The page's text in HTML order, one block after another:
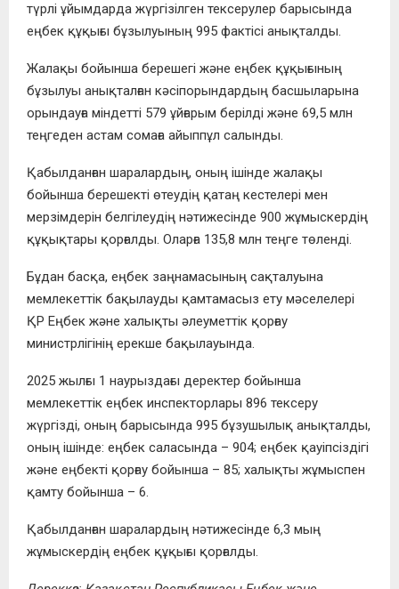
түрлі ұйымдарда жүргізілген тексерулер барысында
еңбек құқығы бұзылуының 995 фактісі анықталды.
Жалақы бойынша берешегі және еңбек құқығының
бұзылуы анықталған кәсіпорындардың басшыларына
орындауға міндетті 579 ұйғарым берілді және 69,5 млн
теңгеден астам сомаға айыппұл салынды.
Қабылданған шаралардың, оның ішінде жалақы
бойынша берешекті өтеудің қатаң кестелері мен
мерзімдерін белгілеудің нәтижесінде 900 жұмыскердің
құқықтары қорғалды. Оларға 135,8 млн теңге төленді.
Бұдан басқа, еңбек заңнамасының сақталуына
мемлекеттік бақылауды қамтамасыз ету мәселелері
ҚР Еңбек және халықты әлеуметтік қорғау
министрлігінің ерекше бақылауында.
2025 жылғы 1 наурыздағы деректер бойынша
мемлекеттік еңбек инспекторлары 896 тексеру
жүргізді, оның барысында 995 бұзушылық анықталды,
оның ішінде: еңбек саласында – 904; еңбек қауіпсіздігі
және еңбекті қорғау бойынша – 85; халықты жұмыспен
қамту бойынша – 6.
Қабылданған шаралардың нәтижесінде 6,3 мың
жұмыскердің еңбек құқығы қорғалды.